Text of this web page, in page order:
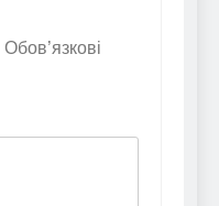
Обов’язкові